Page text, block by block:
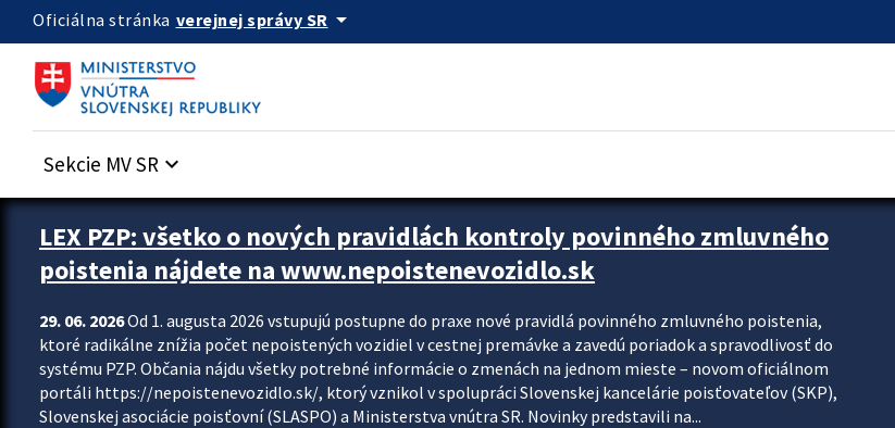
Preskocit na hlavný obsah
Oficiálna stránka verejnej správy SR arrow_drop_down
Sekcie MV SR keyboard_arrow_down
Zastavit automatický posun upútavok
LEX PZP: všetko o nových pravidlách kontroly povinného zmluvného
poistenia nájdete na www.nepoistenevozidlo.sk
29. 06. 2026Od 1. augusta 2026 vstupujú postupne do praxe nové pravidlá povinného zmluvného poistenia,
ktoré radikálne znížia počet nepoistených vozidiel v cestnej premávke a zavedú poriadok a spravodlivosť do
systému PZP. Občania nájdu všetky potrebné informácie o zmenách na jednom mieste – novom oficiálnom
portáli https://nepoistenevozidlo.sk/, ktorý vznikol v spolupráci Slovenskej kancelárie poisťovateľov (SKP),
Slovenskej asociácie poisťovní (SLASPO) a Ministerstva vnútra SR. Novinky predstavili na...